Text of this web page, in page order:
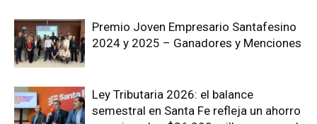
Premio Joven Empresario Santafesino
2024 y 2025 – Ganadores y Menciones
Ley Tributaria 2026: el balance
semestral en Santa Fe refleja un ahorro